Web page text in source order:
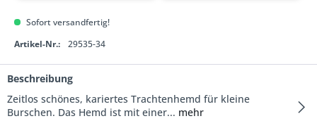
Sofort versandfertig!
Artikel-Nr.:
29535-34
Beschreibung
Zeitlos schönes, kariertes Trachtenhemd für kleine
Burschen. Das Hemd ist mit einer... mehr